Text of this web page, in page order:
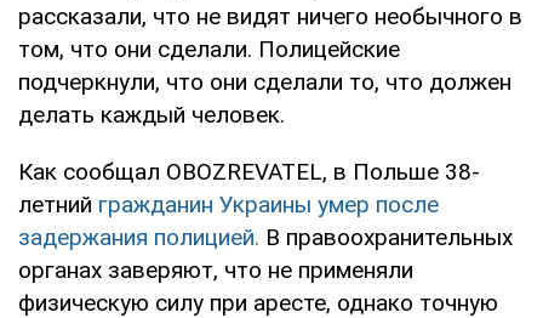
рассказали, что не видят ничего необычного в
том, что они сделали. Полицейские
подчеркнули, что они сделали то, что должен
делать каждый человек.
Как сообщал OBOZREVATEL, в Польше 38-
летний гражданин Украины умер после
задержания полицией. В правоохранительных
органах заверяют, что не применяли
физическую силу при аресте, однако точную